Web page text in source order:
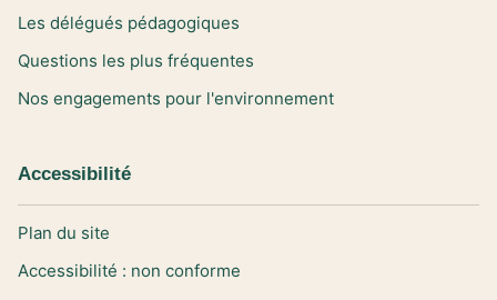
Les délégués pédagogiques
Questions les plus fréquentes
Nos engagements pour l'environnement
Accessibilité
Plan du site
Accessibilité : non conforme